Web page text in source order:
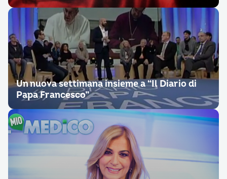
Un nuova settimana insieme a “Il Diario di
Papa Francesco”